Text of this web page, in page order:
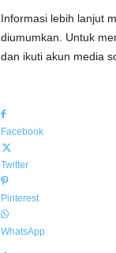
Informasi lebih lanjut
diumumkan. Untuk
dan ikuti akun media
Facebook
Twitter
Pinterest
WhatsApp